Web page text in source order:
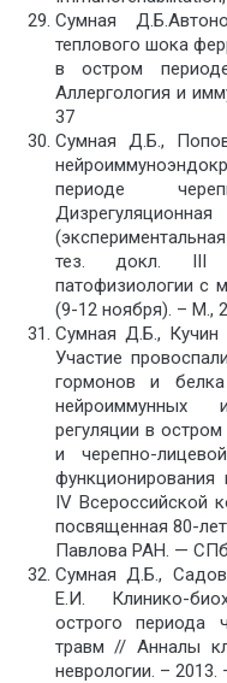
Сумная
теплового шока
в остром
Аллергология и
37
Сумная Д.Б.,
периоде
тез. докл. III
патофизиологии с
(9-12 ноября). – М.,
Сумная Д.Б.,
Участие
гормонов и
нейроиммунных
регуляции в
и черепно-
функционирования
IV Всероссийской
посвященная 80-
Павлова РАН. —
Сумная Д.Б.,
Е.И. Клинико-
острого периода
травм // Анналы
неврологии. –